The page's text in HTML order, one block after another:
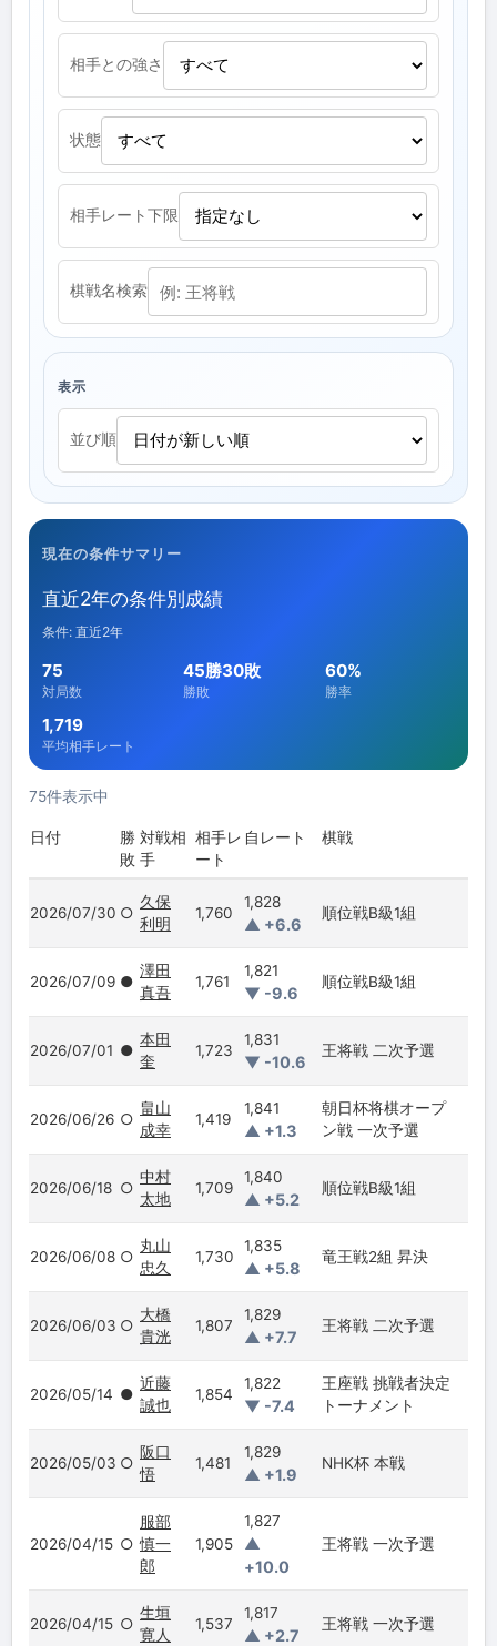
相手との強さ
状態
相手レート下限
棋戦名検索
表示
並び順
現在の条件サマリー
直近2年の条件別成績
条件: 直近2年
75
対局数
45勝30敗
勝敗
60%
勝率
1,719
平均相手レート
75件表示中
日付
勝
敗
対戦相
手
相手レ
ート
自レート 棋戦
2026/07/30 ○
久保
利明
1,760
1,828
▲ +6.6
順位戦B級1組
2026/07/09 ●
澤田
真吾
1,761
1,821
▼ -9.6
順位戦B級1組
2026/07/01 ●
本田
奎
1,723
1,831
▼ -10.6
王将戦 二次予選
2026/06/26 ○
畠山
成幸
1,419
1,841
▲ +1.3
朝日杯将棋オープ
ン戦 一次予選
2026/06/18 ○
中村
太地
1,709
1,840
▲ +5.2
順位戦B級1組
2026/06/08 ○
丸山
忠久
1,730
1,835
▲ +5.8
竜王戦2組 昇決
2026/06/03 ○
大橋
貴洸
1,807
1,829
▲ +7.7
王将戦 二次予選
2026/05/14 ●
近藤
誠也
1,854
1,822
▼ -7.4
王座戦 挑戦者決定
トーナメント
2026/05/03 ○
阪口
悟
1,481
1,829
▲ +1.9
NHK杯 本戦
2026/04/15 ○
服部
慎一
郎
1,905
1,827
▲
+10.0
王将戦 一次予選
2026/04/15 ○
生垣
寛人
1,537
1,817
▲ +2.7
王将戦 一次予選